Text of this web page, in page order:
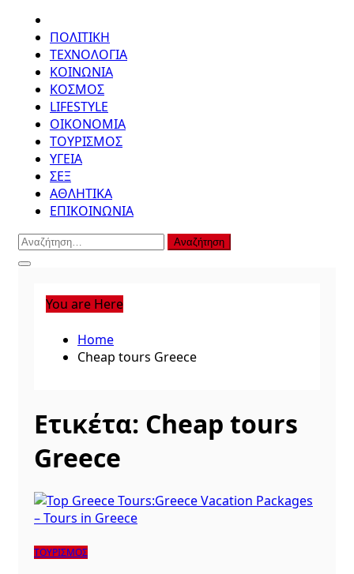
ΠΟΛΙΤΙΚΗ
ΤΕΧΝΟΛΟΓΙΑ
ΚΟΙΝΩΝΙΑ
ΚΟΣΜΟΣ
LIFESTYLE
ΟΙΚΟΝΟΜΙΑ
ΤΟΥΡΙΣΜΟΣ
ΥΓΕΙΑ
ΣΕΞ
ΑΘΛΗΤΙΚΑ
ΕΠΙΚΟΙΝΩΝΙΑ
Αναζήτηση
για:
You are Here
Home
Cheap tours Greece
Ετικέτα: Cheap tours
Greece
ΤΟΥΡΙΣΜΟΣ